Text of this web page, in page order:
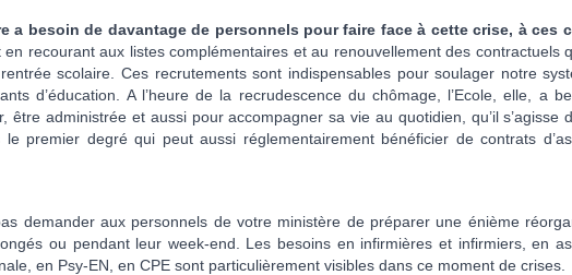
a besoin de davantage de personnels pour faire face à cette crise, à ces
recourant aux listes complémentaires et au renouvellement des contractuels
scolaire. Ces recrutements sont indispensables pour soulager notre
d’éducation. A l’heure de la recrudescence du chômage, l’Ecole, elle, a
être administrée et aussi pour accompagner sa vie au quotidien, qu’il s’agisse
premier degré qui peut aussi réglementairement bénéficier de contrats
demander aux personnels de votre ministère de préparer une énième
ou pendant leur week-end. Les besoins en infirmières et infirmiers, en
en Psy-EN, en CPE sont particulièrement visibles dans ce moment de crises.